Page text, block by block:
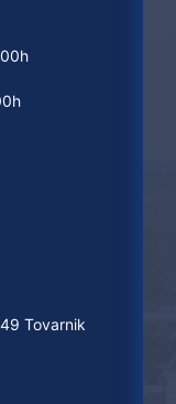
Tovarnik